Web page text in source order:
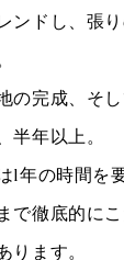
ンドし、張
の完成、そ
年以上。
年の時間を
で徹底的に
ます。